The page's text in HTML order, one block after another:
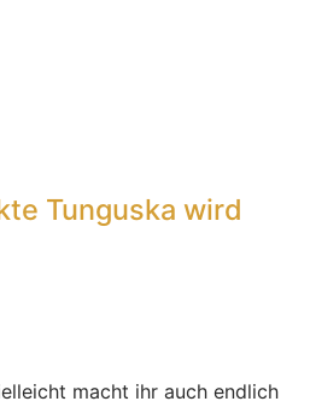
Tunguska wird
macht ihr auch endlich